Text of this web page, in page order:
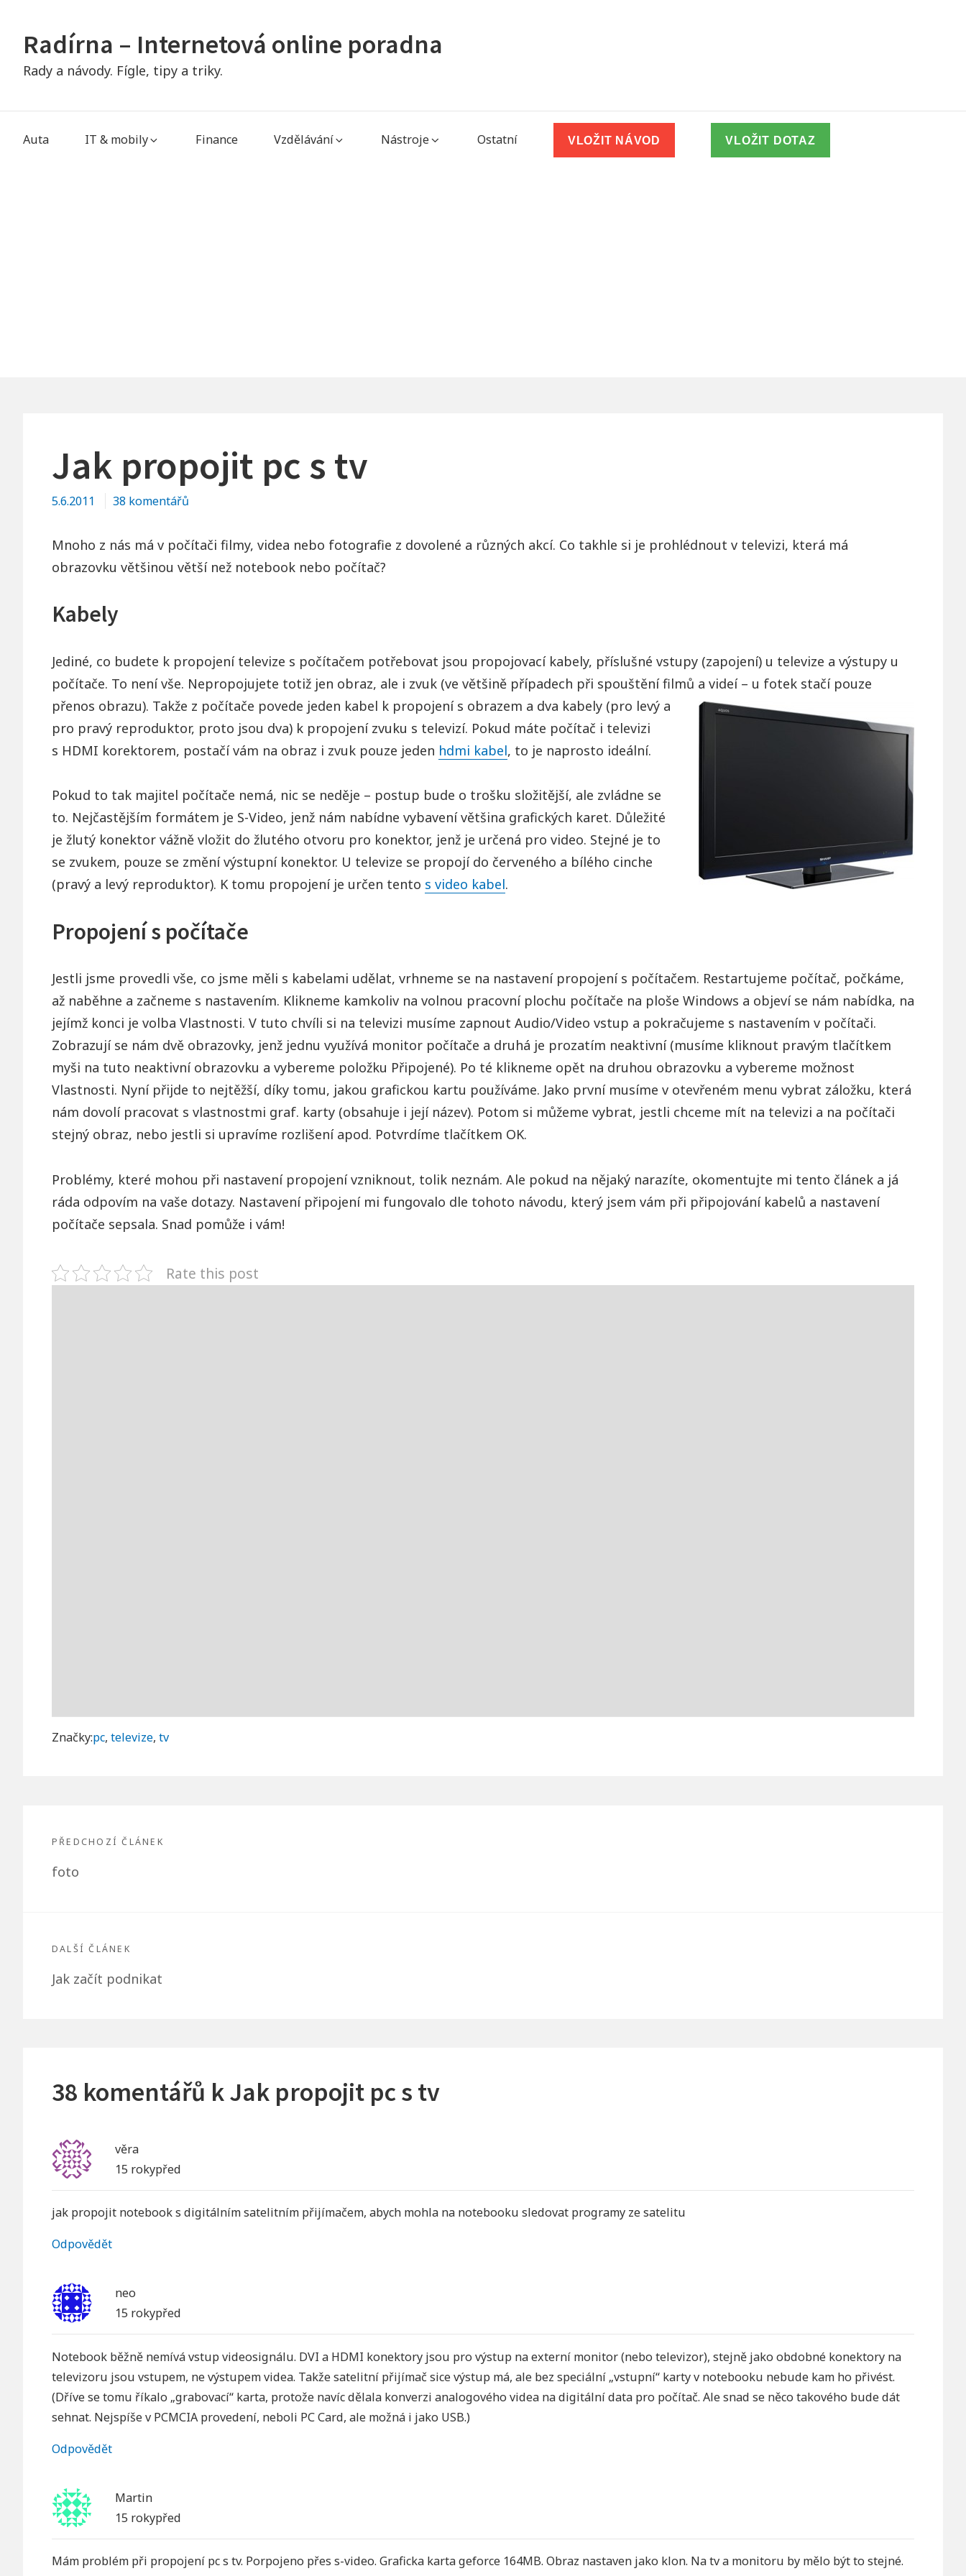
contentRadírna – Internetová online poradna
Rady a návody. Fígle, tipy a triky.
Main
Auta IT & mobily Finance Vzdělávání Nástroje Ostatní VLOŽIT NÁVOD VLOŽIT DOTAZ
Jak propojit pc s tv
5.6.2011 38 komentářů
s
názvem
tv
Mnoho z nás má v počítači filmy, videa nebo fotografie z dovolené a různých akcí. Co takhle si je prohlédnout v televizi, která má
obrazovku většinou větší než notebook nebo počítač?
Kabely
Jediné, co budete k propojení televize s počítačem potřebovat jsou propojovací kabely, příslušné vstupy (zapojení) u televize a výstupy u
počítače. To není vše. Nepropojujete totiž jen obraz, ale i zvuk (ve většině případech při spouštění filmů a videí – u fotek stačí pouze
přenos obrazu). Takže z počítače povede jeden kabel k propojení s obrazem a dva kabely (pro levý a
pro pravý reproduktor, proto jsou dva) k propojení zvuku s televizí. Pokud máte počítač i televizi
s HDMI korektorem, postačí vám na obraz i zvuk pouze jeden hdmi kabel, to je naprosto ideální.
Pokud to tak majitel počítače nemá, nic se neděje – postup bude o trošku složitější, ale zvládne se
to. Nejčastějším formátem je S-Video, jenž nám nabídne vybavení většina grafických karet. Důležité
je žlutý konektor vážně vložit do žlutého otvoru pro konektor, jenž je určená pro video. Stejné je to
se zvukem, pouze se změní výstupní konektor. U televize se propojí do červeného a bílého cinche
(pravý a levý reproduktor). K tomu propojení je určen tento s video kabel.
Propojení s počítače
Jestli jsme provedli vše, co jsme měli s kabelami udělat, vrhneme se na nastavení propojení s počítačem. Restartujeme počítač, počkáme,
až naběhne a začneme s nastavením. Klikneme kamkoliv na volnou pracovní plochu počítače na ploše Windows a objeví se nám nabídka, na
jejímž konci je volba Vlastnosti. V tuto chvíli si na televizi musíme zapnout Audio/Video vstup a pokračujeme s nastavením v počítači.
Zobrazují se nám dvě obrazovky, jenž jednu využívá monitor počítače a druhá je prozatím neaktivní (musíme kliknout pravým tlačítkem
myši na tuto neaktivní obrazovku a vybereme položku Připojené). Po té klikneme opět na druhou obrazovku a vybereme možnost
Vlastnosti. Nyní přijde to nejtěžší, díky tomu, jakou grafickou kartu používáme. Jako první musíme v otevřeném menu vybrat záložku, která
nám dovolí pracovat s vlastnostmi graf. karty (obsahuje i její název). Potom si můžeme vybrat, jestli chceme mít na televizi a na počítači
stejný obraz, nebo jestli si upravíme rozlišení apod. Potvrdíme tlačítkem OK.
Problémy, které mohou při nastavení propojení vzniknout, tolik neznám. Ale pokud na nějaký narazíte, okomentujte mi tento článek a já
ráda odpovím na vaše dotazy. Nastavení připojení mi fungovalo dle tohoto návodu, který jsem vám při připojování kabelů a nastavení
počítače sepsala. Snad pomůže i vám!
Rate this post
Značky:pc, televize, tv
pro
příspěvek
PŘEDCHOZÍ ČLÁNEK
Předchozí
foto
DALŠÍ ČLÁNEK
Další
Jak začít podnikat
38 komentářů kJak propojit pc s tv
věra
15 rokypřed
jak propojit notebook s digitálním satelitním přijímačem, abych mohla na notebooku sledovat programy ze satelitu
Odpovědět
neo
15 rokypřed
Notebook běžně nemívá vstup videosignálu. DVI a HDMI konektory jsou pro výstup na externí monitor (nebo televizor), stejně jako obdobné konektory na
televizoru jsou vstupem, ne výstupem videa. Takže satelitní přijímač sice výstup má, ale bez speciální „vstupní“ karty v notebooku nebude kam ho přivést.
(Dříve se tomu říkalo „grabovací“ karta, protože navíc dělala konverzi analogového videa na digitální data pro počítač. Ale snad se něco takového bude dát
sehnat. Nejspíše v PCMCIA provedení, neboli PC Card, ale možná i jako USB.)
Odpovědět
Martin
15 rokypřed
Mám problém při propojení pc s tv. Porpojeno přes s-video. Graficka karta geforce 164MB. Obraz nastaven jako klon. Na tv a monitoru by mělo být to stejné.